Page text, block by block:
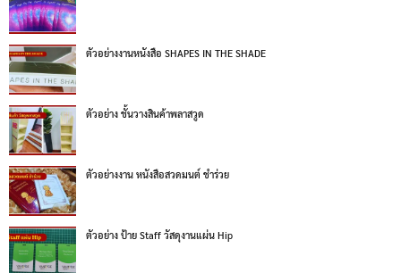
ตัวอย่างงานหนังสือ SHAPES IN THE SHADE
ตัวอย่าง ชั้นวางสินค้าพลาสวูด
ตัวอย่างงาน หนังสือสวดมนต์ ชำร่วย
ตัวอย่าง ป้าย Staff วัสดุงานแผ่น Hip